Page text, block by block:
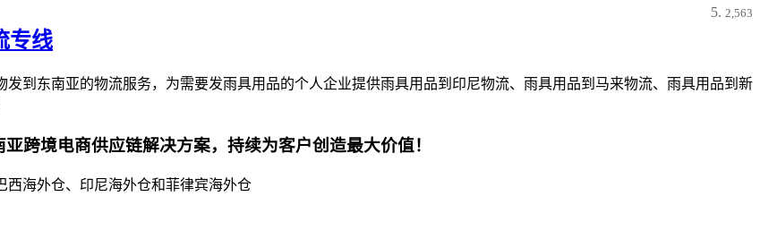
2,563
专线
到东南亚的物流服务，为需要发雨具用品的个人企业提供雨具用品到印尼物流、雨具用品到马来物流、雨具用品到新
境电商供应链解决方案，持续为客户创造最大价值！
西海外仓、印尼海外仓和菲律宾海外仓